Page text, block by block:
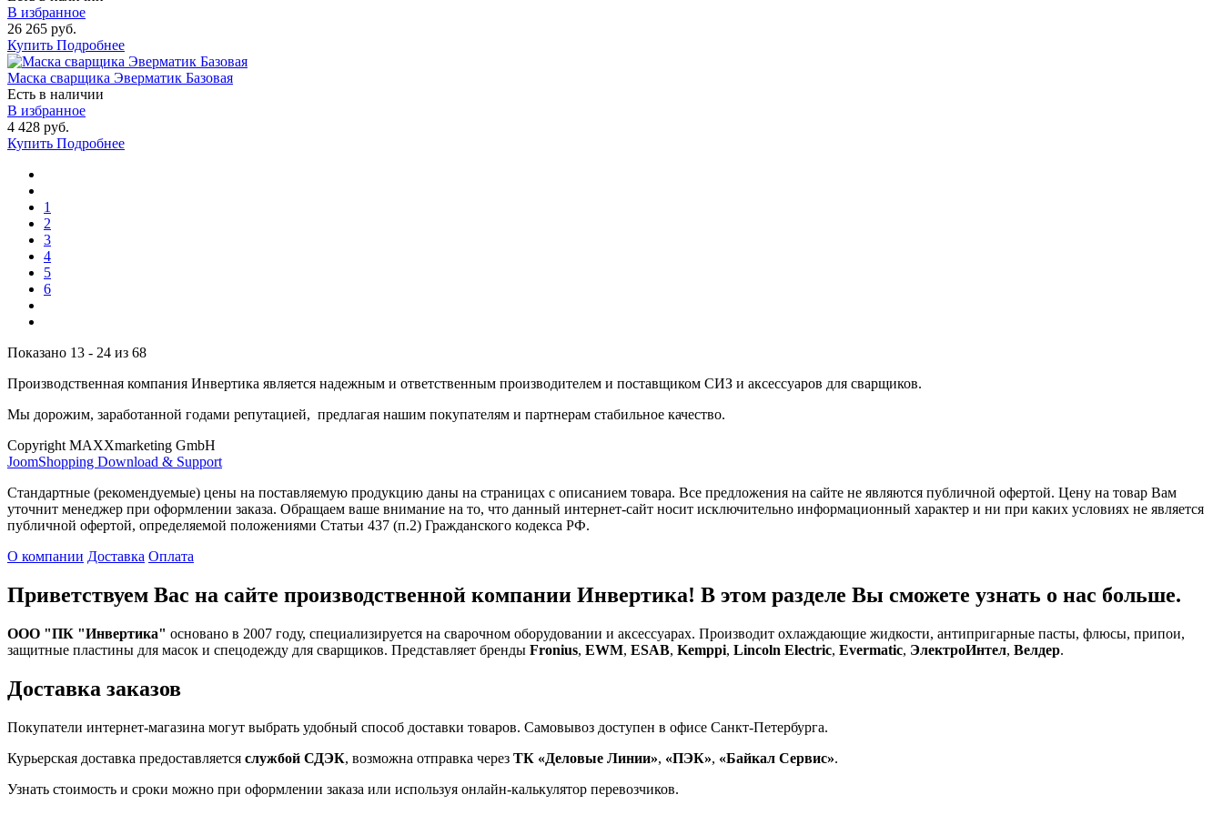
В избранное
26 265 руб.
Купить Подробнее
Маска сварщика Эверматик Базовая
Есть в наличии
В избранное
4 428 руб.
Купить Подробнее
1
2
3
4
5
6
Показано 13 - 24 из 68
Производственная компания Инвертика является надежным и ответственным производителем и поставщиком СИЗ и аксессуаров для сварщиков.
Мы дорожим, заработанной годами репутацией, предлагая нашим покупателям и партнерам стабильное качество.
Copyright MAXXmarketing GmbH
JoomShopping Download & Support
Стандартные (рекомендуемые) цены на поставляемую продукцию даны на страницах с описанием товара. Все предложения на сайте не являются публичной офертой. Цену на товар Вам
уточнит менеджер при оформлении заказа. Обращаем ваше внимание на то, что данный интернет-сайт носит исключительно информационный характер и ни при каких условиях не является
публичной офертой, определяемой положениями Статьи 437 (п.2) Гражданского кодекса РФ.
О компании Доставка Оплата
Приветствуем Вас на сайте производственной компании Инвертика! В этом разделе Вы сможете узнать о нас больше.
ООО "ПК "Инвертика" основано в 2007 году, специализируется на сварочном оборудовании и аксессуарах. Производит охлаждающие жидкости, антипригарные пасты, флюсы, припои,
защитные пластины для масок и спецодежду для сварщиков. Представляет бренды Fronius, EWM, ESAB, Kemppi, Lincoln Electric, Evermatic, ЭлектроИнтел, Велдер.
Доставка заказов
Покупатели интернет-магазина могут выбрать удобный способ доставки товаров. Самовывоз доступен в офисе Санкт-Петербурга.
Курьерская доставка предоставляется службой СДЭК, возможна отправка через ТК «Деловые Линии», «ПЭК», «Байкал Сервис».
Узнать стоимость и сроки можно при оформлении заказа или используя онлайн-калькулятор перевозчиков.